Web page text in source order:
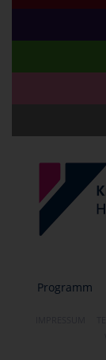
Programm